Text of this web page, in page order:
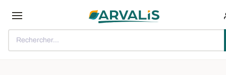
Rechercher...